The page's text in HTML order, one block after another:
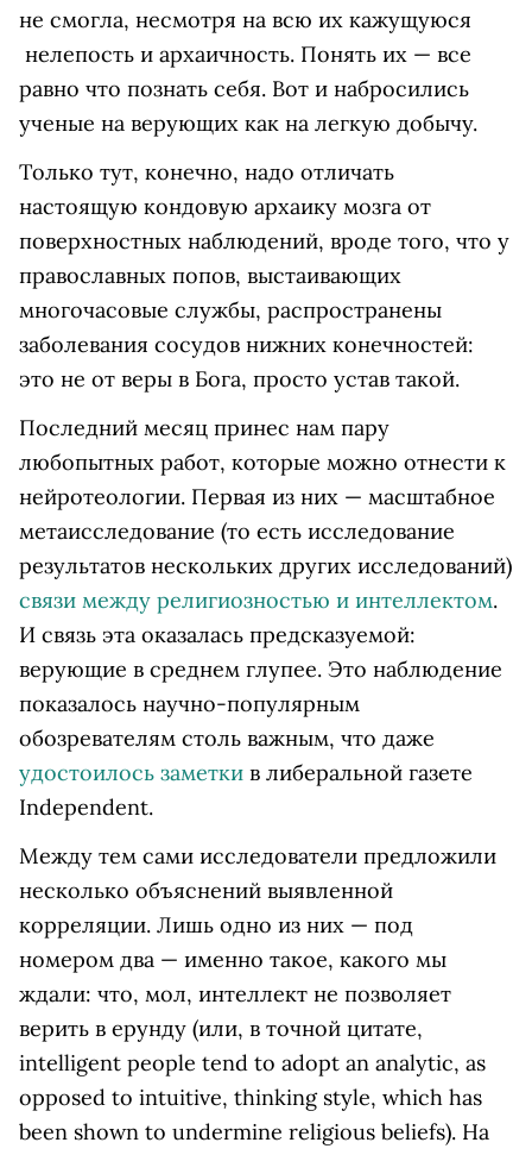
не смогла, несмотря на всю их кажущуюся
нелепость и архаичность. Понять их — все
равно что познать себя. Вот и набросились
ученые на верующих как на легкую добычу.
Только тут, конечно, надо отличать
настоящую кондовую архаику мозга от
поверхностных наблюдений, вроде того, что у
православных попов, выстаивающих
многочасовые службы, распространены
заболевания сосудов нижних конечностей:
это не от веры в Бога, просто устав такой.
Последний месяц принес нам пару
любопытных работ, которые можно отнести к
нейротеологии. Первая из них — масштабное
метаисследование (то есть исследование
результатов нескольких других исследований)
связи между религиозностью и интеллектом.
И связь эта оказалась предсказуемой:
верующие в среднем глупее. Это наблюдение
показалось научно-популярным
обозревателям столь важным, что даже
удостоилось заметки в либеральной газете
Independent.
Между тем сами исследователи предложили
несколько объяснений выявленной
корреляции. Лишь одно из них — под
номером два — именно такое, какого мы
ждали: что, мол, интеллект не позволяет
верить в ерунду (или, в точной цитате,
intelligent people tend to adopt an analytic, as
opposed to intuitive, thinking style, which has
been shown to undermine religious beliefs). На